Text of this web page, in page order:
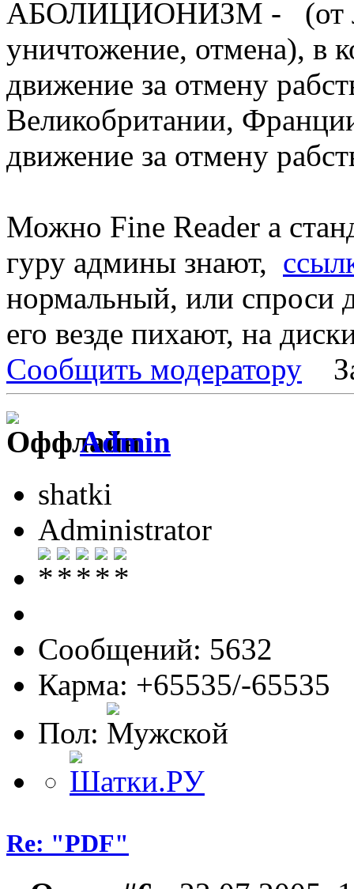
АБОЛИЦИОНИЗМ - (от
уничтожение, отмена), в
движение за отмену
Великобритании,
движение за отмену
Можно Fine Reader а
гуру админы знают,
нормальный, или спроси
его везде пихают, на
Сообщить модератору
Admin
shatki
Administrator
Сообщений: 5632
Карма: +65535/-65535
Пол:
Re: "PDF"